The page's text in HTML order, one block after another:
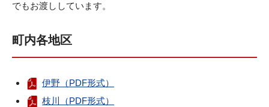
でもお渡ししています。
町内各地区
伊野（PDF形式）
枝川（PDF形式）